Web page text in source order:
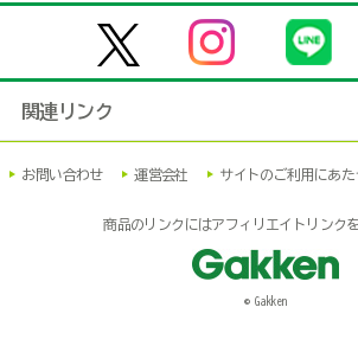
関連リンク
お問い合わせ 運営会社 サイトのご利用にあた
商品のリンクにはアフィリエイトリンクを
© Gakken